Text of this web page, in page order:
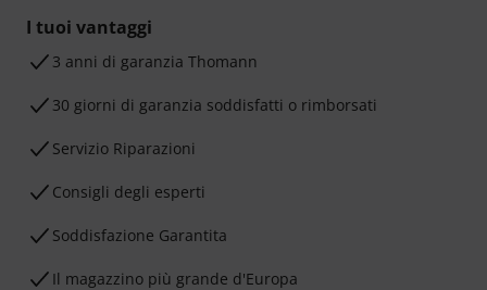
I tuoi vantaggi
3 anni di garanzia Thomann
30 giorni di garanzia soddisfatti o rimborsati
Servizio Riparazioni
Consigli degli esperti
Soddisfazione Garantita
Il magazzino più grande d'Europa